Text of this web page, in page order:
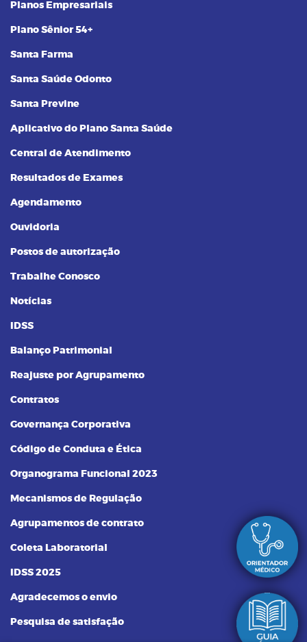
Planos Empresariais
Plano Sênior 54+
Santa Farma
Santa Saúde Odonto
Santa Previne
Aplicativo do Plano Santa Saúde
Central de Atendimento
Resultados de Exames
Agendamento
Ouvidoria
Postos de autorização
Trabalhe Conosco
Notícias
IDSS
Balanço Patrimonial
Reajuste por Agrupamento
Contratos
Governança Corporativa
Código de Conduta e Ética
Organograma Funcional 2023
Mecanismos de Regulação
Agrupamentos de contrato
Coleta Laboratorial
IDSS 2025
Agradecemos o envio
Pesquisa de satisfação